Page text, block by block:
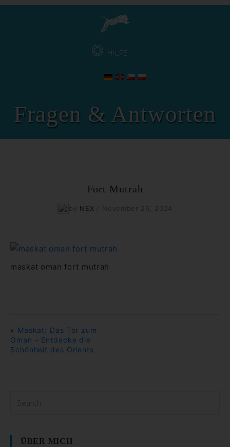
HILFE
Fragen & Antworten
Fort Mutrah
NEX
maskat oman fort mutrah
« Maskat: Das Tor zum
Oman – Entdecke die
Schönheit des Orients
ÜBER MICH